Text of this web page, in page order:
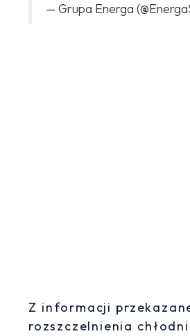
— Grupa Energa
Z informacji
rozszczelnienia